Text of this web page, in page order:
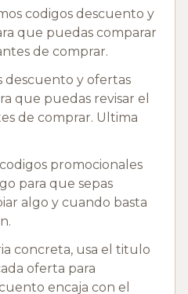
codigos descuento y
que puedas comparar
de comprar.
descuento y ofertas
que puedas revisar el
de comprar. Ultima
promocionales
para que sepas
algo y cuando basta
concreta, usa el titulo
oferta para
encaja con el